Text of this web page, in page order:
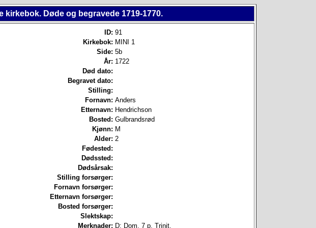
kirkebok. Døde og begravede 1719-1770.
ID: 91
Kirkebok: MINI 1
Side: 5b
År: 1722
Død dato:
Begravet dato:
Stilling:
Fornavn: Anders
Etternavn: Hendrichson
Bosted: Gulbrandsrød
Kjønn: M
Alder: 2
Fødested:
Dødssted:
Dødsårsak:
Stilling forsørger:
Fornavn forsørger:
Etternavn forsørger:
Bosted forsørger:
Slektskap:
Merknader: D: Dom. 7 p. Trinit.